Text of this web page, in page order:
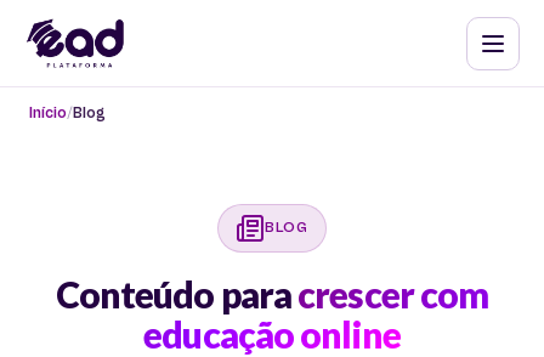
Início Blog
BLOG
Conteúdo paracrescer com
educação online